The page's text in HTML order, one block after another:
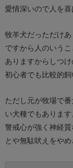
愛情深いので人を喜
牧羊犬だっただけあ
ですから人のいう
ありますからしつけ
初心者でも比較的飼
ただし元が牧場で
い犬種でもあります
警戒心が強く神経
とや無駄吠えをや